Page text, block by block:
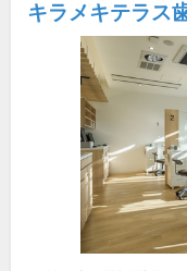
キラメキテラス